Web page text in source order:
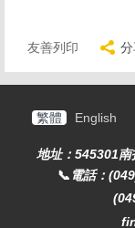
友善列印
繁體 English
地址：545301
📞 電話：